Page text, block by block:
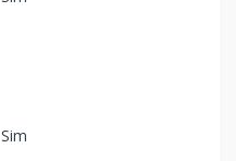
Sim